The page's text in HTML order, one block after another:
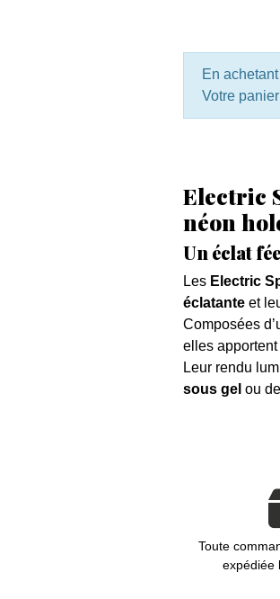
En
Votre
Electric
néon
Un éclat
Les Electric
éclatanteet
Composées
elles apportent
Leur rendu
sous gel ou
Toute
expédiée